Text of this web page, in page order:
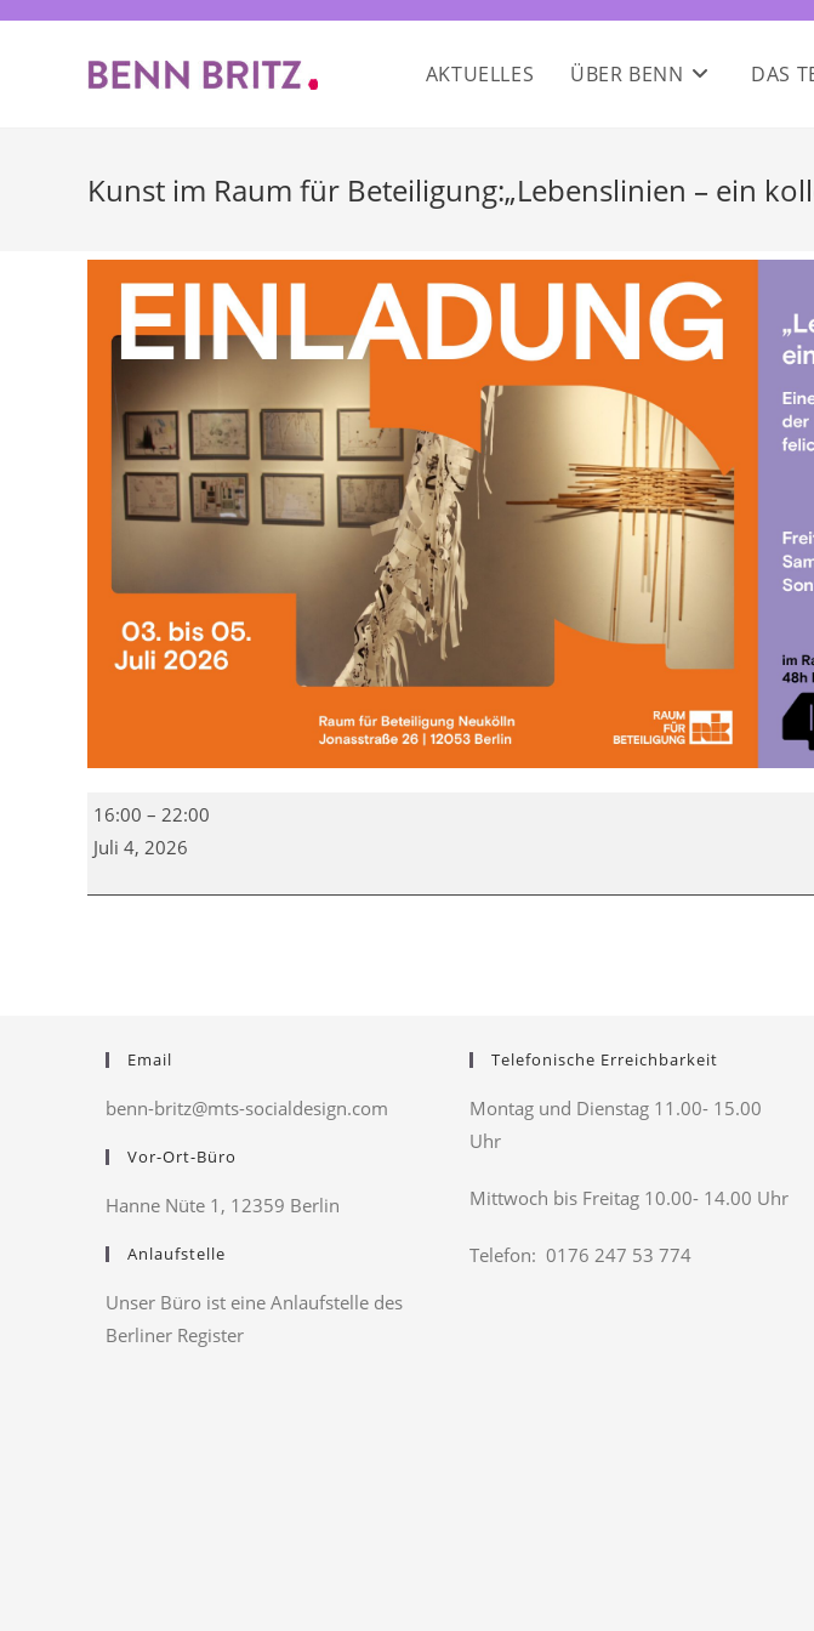
AKTUELLES ÜBER BENN DAS
Kunst im Raum für Beteiligung:„Lebenslinien – ein
Kunst
im
für
kollektives
16:00 – 22:00
Juli 4, 2026
Email
benn-britz@mts-socialdesign.com
Vor-Ort-Büro
Hanne Nüte 1, 12359 Berlin
Anlaufstelle
Unser Büro ist eine Anlaufstelle des
Berliner Register
Telefonische Erreichbarkeit
Montag und Dienstag 11.00- 15.00
Uhr
Mittwoch bis Freitag 10.00- 14.00 Uhr
Telefon: 0176 247 53 774